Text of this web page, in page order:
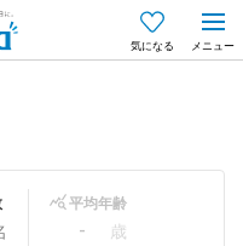
気になる
dodaをご利用される方へ
平均年齢
- 歳